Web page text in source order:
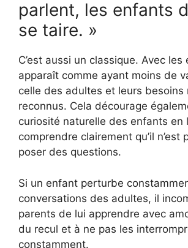
parlent, les enfants
se taire. »
C’est aussi un classique. Avec les
apparaît comme ayant moins de
celle des adultes et leurs besoins
reconnus. Cela décourage
curiosité naturelle des enfants en
comprendre clairement qu’il n’est
poser des questions.
Si un enfant perturbe
conversations des adultes, il
parents de lui apprendre avec
du recul et à ne pas les
constamment.